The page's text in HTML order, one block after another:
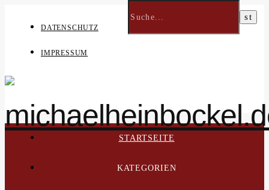
DATENSCHUTZ
IMPRESSUM
STARTSEITE
KATEGORIEN